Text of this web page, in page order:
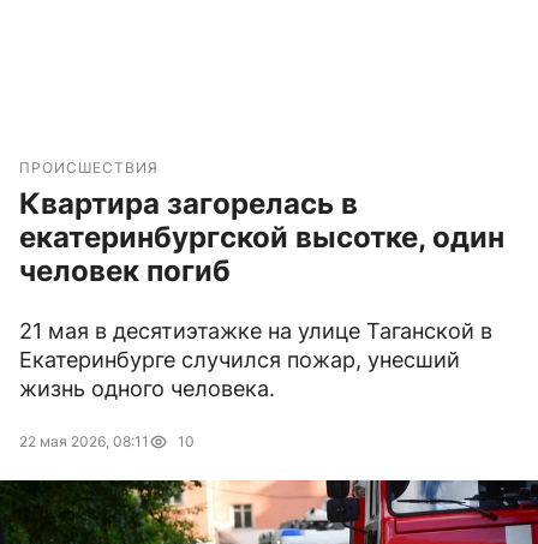
ПРОИСШЕСТВИЯ
Квартира загорелась в
екатеринбургской высотке, один
человек погиб
21 мая в десятиэтажке на улице Таганской в
Екатеринбурге случился пожар, унесший
жизнь одного человека.
22 мая 2026, 08:11 10